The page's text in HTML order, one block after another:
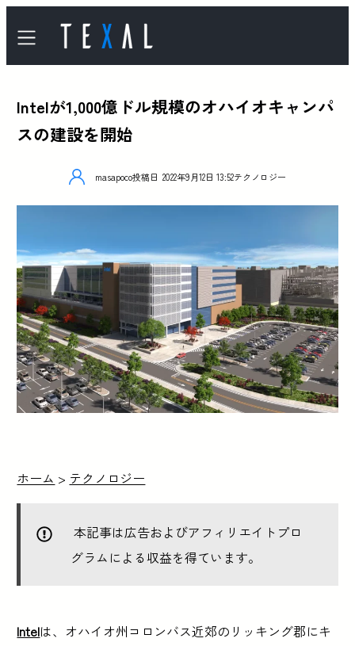
Intelが1,000億ドル規模のオハイオキャンパ
スの建設を開始
masapoco投稿日 2022年9月12日 13:52テクノロジー
ホーム > テクノロジー
本記事は広告およびアフィリエイトプロ
グラムによる収益を得ています。
Intelは、オハイオ州コロンバス近郊のリッキング郡にキ